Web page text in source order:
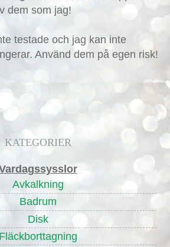
dem som jag!
testade och jag kan inte
Använd dem på egen risk!
KATEGORIER
Avkalkning
Badrum
Disk
Fläckborttagning